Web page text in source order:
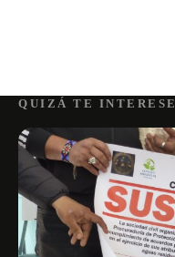
QUIZÁ TE INTERESE